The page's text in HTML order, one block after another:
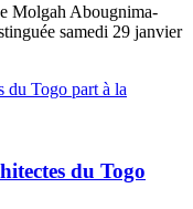
Molgah Abougnima-
samedi 29 janvier
du Togo